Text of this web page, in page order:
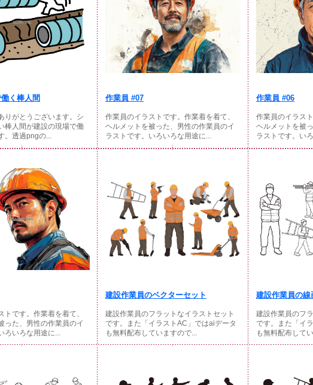
く棒人間
りがとうございます。シ
棒人間が建設の現場で働
。透過pngの...
作業員 #07
作業員のイラストです。作業着を着て、
ヘルメットを被った、男性の作業員のイ
ラストです。いろいろな用途に...
作業員 #06
作業員のイラス
ヘルメットを被
ラストです。い
トです。作業着を着て、
った、男性の作業員のイ
ろいろな用途に...
建設作業員のベクターセット
建設作業員のフラットなイラストセット
です。また「イラストAC」ではaiデータ
も無料配布していますので...
建設作業員の線
建設作業員のフ
です。また「イ
も無料配布して